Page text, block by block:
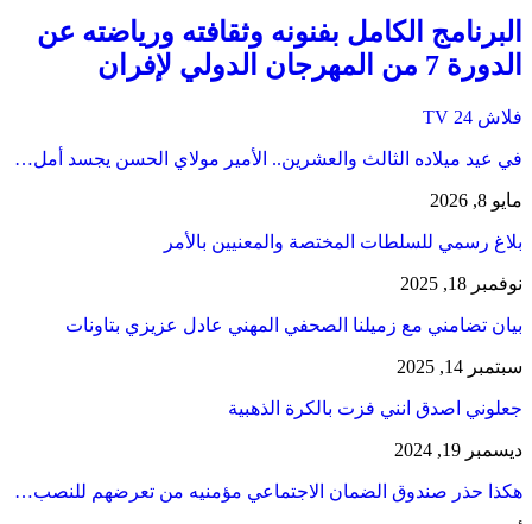
البرنامج الكامل بفنونه وثقافته ورياضته عن
الدورة 7 من المهرجان الدولي لإفران
فلاش 24 TV
في عيد ميلاده الثالث والعشرين.. الأمير مولاي الحسن يجسد أمل…
مايو 8, 2026
بلاغ رسمي للسلطات المختصة والمعنيين بالأمر
نوفمبر 18, 2025
بيان تضامني مع زميلنا الصحفي المهني عادل عزيزي بتاونات
سبتمبر 14, 2025
جعلوني اصدق انني فزت بالكرة الذهبية
ديسمبر 19, 2024
هكذا حذر صندوق الضمان الاجتماعي مؤمنيه من تعرضهم للنصب…